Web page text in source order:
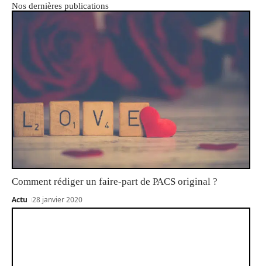
Nos dernières publications
Comment rédiger un faire-part de PACS original ?
Actu 28 janvier 2020